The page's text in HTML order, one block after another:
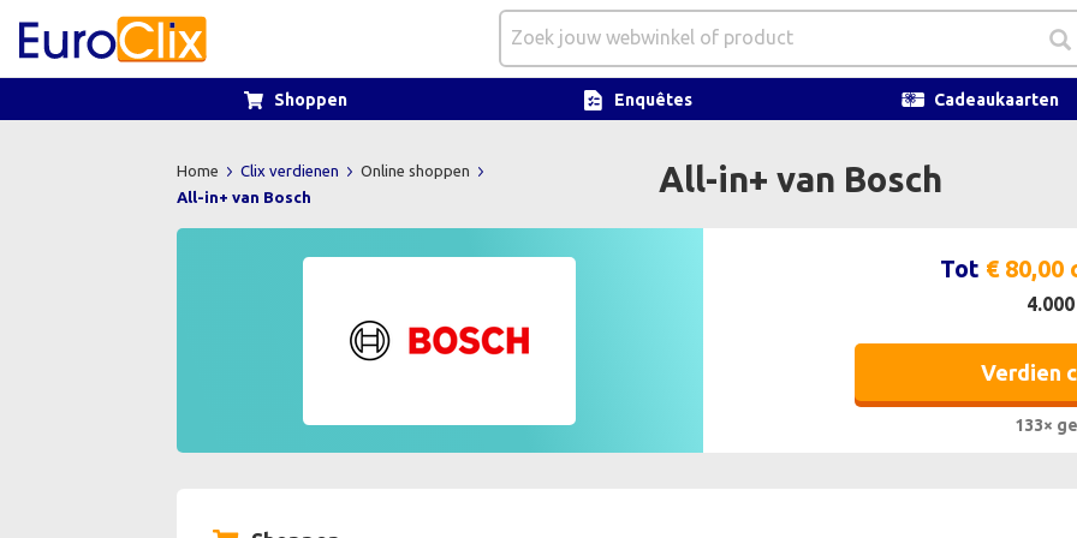
Shoppen Enquêtes Cadeaukaarten
Home Clix verdienen
Online shoppen
All-in+ van Bosch
All-in+ van Bosch
Tot € 80,00
Verdien
133×